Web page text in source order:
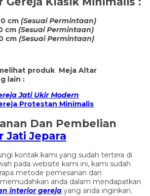
cm (Sesuai Permintaan)
cm (Sesuai Permintaan)
cm (Sesuai Permintaan)
produk Meja Altar
lain :
Jati Ukir Modern
Protestan Minimalis
Dan Pembelian
Jati Jepara
kontak kami yang sudah tertera di
pada website kami ini, kami sudah
metode pemesanan dan
anda dalam mendapatkan
interior gereja yang anda inginkan.